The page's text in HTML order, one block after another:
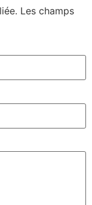
Les champs